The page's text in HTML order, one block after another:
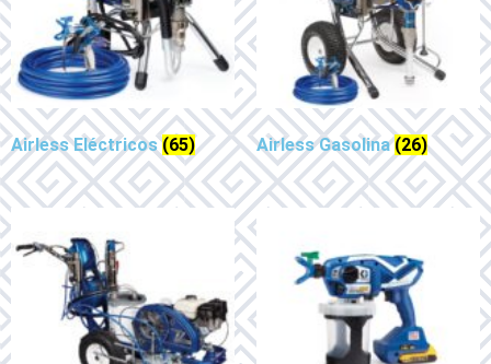
Airless Eléctricos(65) Airless Gasolina(26)